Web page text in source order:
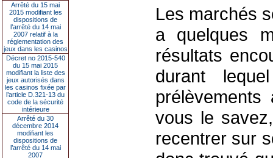
Arrêté du 15 mai
2015 modifiant les
dispositions de
l’arrêté du 14 mai
2007 relatif à la
réglementation des
jeux dans les casinos
Décret no 2015-540
du 15 mai 2015
modifiant la liste des
jeux autorisés dans
les casinos fixée par
l’article D.321-13 du
code de la sécurité
intérieure
Arrêté du 30
décembre 2014
modifiant les
dispositions de
l’arrêté du 14 mai
2007
Les marchés
a quelques
résultats
durant
vous le
recentrer sur